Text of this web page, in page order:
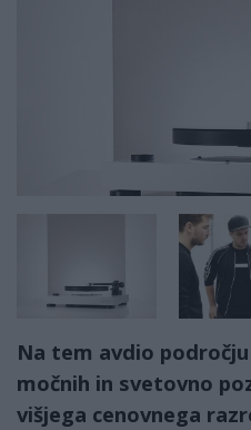
Na tem avdio
močnih in svetovno
višjega cenovnega